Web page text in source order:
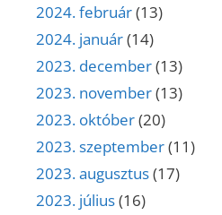
2024. február(13)
2024. január(14)
2023. december(13)
2023. november(13)
2023. október(20)
2023. szeptember(11)
2023. augusztus(17)
2023. július(16)